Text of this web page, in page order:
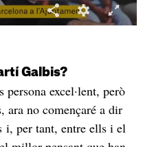
Galbis?
excel·lent, però
ara no començaré a dir
i, per tant, entre ells i el